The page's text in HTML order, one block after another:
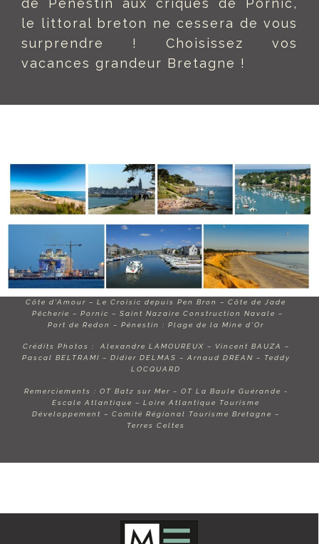
de Penestin aux criques de Pornic,
le littoral breton ne cessera de vous
surprendre ! Choisissez vos
vacances grandeur Bretagne !
Côte d’Amour – Le Croisic depuis Pen Bron – Côte de Jade
Pêcherie – Pornic – Saint Nazaire Construction Navale –
Port de Redon – Pénestin : Plage de la Mine d’Or
Crédits Photos : Alexandre LAMOUREUX – Vincent BAUZA –
Pascal BELTRAMI – Didier DELMAS – Arnaud DREAN – Teddy
LOCQUARD
Remerciements : OT Batz sur Mer – OT La Baule Guérande -
Escale Atlantique – Loire Atlantique Tourisme
Développement – Comité Régional Tourisme Bretagne –
Terres Celtes